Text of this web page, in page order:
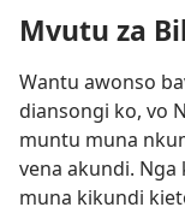
Mvutu za
Wantu awonso
diansongi ko, vo
muntu muna
vena akundi.
muna kikundi